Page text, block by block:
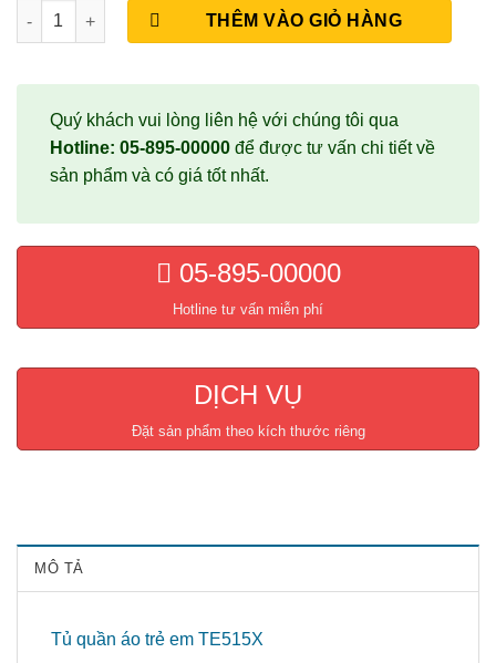
Tủ quần áo trẻ em TE515X số lượng
THÊM VÀO GIỎ HÀNG
Quý khách vui lòng liên hệ với chúng tôi qua
Hotline: 05-895-00000 để được tư vấn chi tiết về
sản phẩm và có giá tốt nhất.
05-895-00000
Hotline tư vấn miễn phí
DỊCH VỤ
Đặt sản phẩm theo kích thước riêng
MÔ TẢ
Tủ quần áo trẻ em TE515X